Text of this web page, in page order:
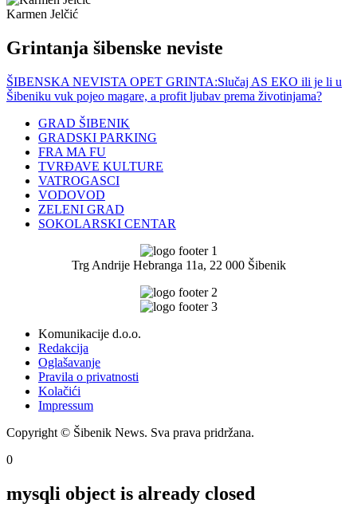
Karmen Jelčić
Grintanja šibenske neviste
ŠIBENSKA NEVISTA OPET GRINTA:Slučaj AS EKO ili je li u
Šibeniku vuk pojeo magare, a profit ljubav prema životinjama?
GRAD ŠIBENIK
GRADSKI PARKING
FRA MA FU
TVRĐAVE KULTURE
VATROGASCI
VODOVOD
ZELENI GRAD
SOKOLARSKI CENTAR
Trg Andrije Hebranga 11a, 22 000 Šibenik
Komunikacije d.o.o.
Redakcija
Oglašavanje
Pravila o privatnosti
Kolačići
Impressum
Copyright © Šibenik News. Sva prava pridržana.
0
mysqli object is already closed